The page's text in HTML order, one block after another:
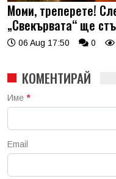
Моми, треперете!
„Свекървата“ ще
06 Aug 17:50 0
КОМЕНТИРАЙ
Име *
Email